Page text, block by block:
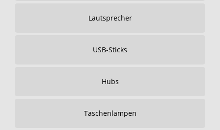
Lautsprecher
USB-Sticks
Hubs
Taschenlampen